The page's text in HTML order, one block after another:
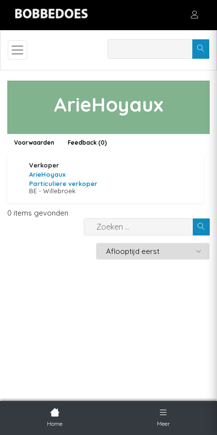
ArieHoyaux
Voorwaarden Feedback (0)
Verkoper
ArieHoyaux
Particuliere verkoper
BE - Willebroek
0 items gevonden
Home Meer